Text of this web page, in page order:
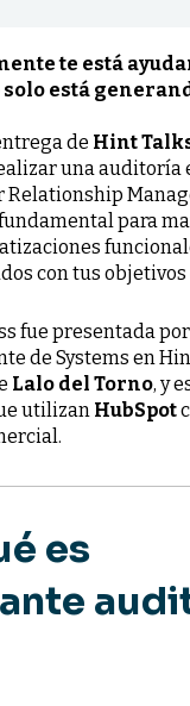
te está
está
de Hint
una auditoría
Relationship
para
con tus objetivos
fue presentada por
de Systems en
Lalo del Torno, y
utilizan HubSpot
es